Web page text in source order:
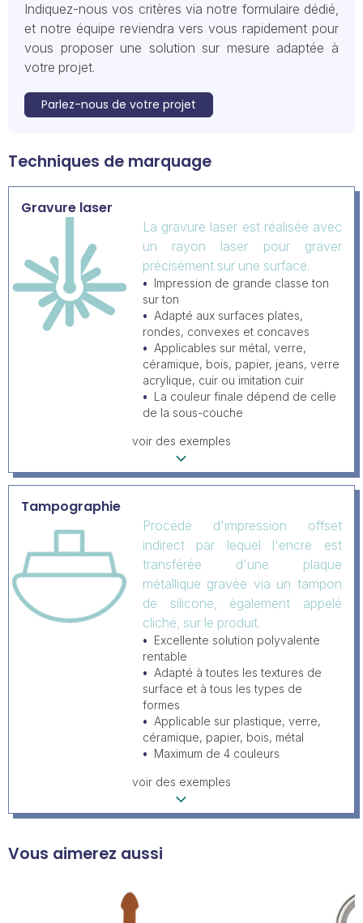
Indiquez-nous vos critères via notre formulaire dédié,
et notre équipe reviendra vers vous rapidement pour
vous proposer une solution sur mesure adaptée à
votre projet.
Parlez-nous de votre projet
Techniques de marquage
Gravure laser
La gravure laser est réalisée avec
un rayon laser pour graver
précisément sur une surface.
Impression de grande classe ton
sur ton
Adapté aux surfaces plates,
rondes, convexes et concaves
Applicables sur métal, verre,
céramique, bois, papier, jeans, verre
acrylique, cuir ou imitation cuir
La couleur finale dépend de celle
de la sous-couche
voir des exemples
Tampographie
Procédé d'impression offset
indirect par lequel l'encre est
transférée d'une plaque
métallique gravée via un tampon
de silicone, également appelé
cliché, sur le produit.
Excellente solution polyvalente
rentable
Adapté à toutes les textures de
surface et à tous les types de
formes
Applicable sur plastique, verre,
céramique, papier, bois, métal
Maximum de 4 couleurs
voir des exemples
Vous aimerez aussi